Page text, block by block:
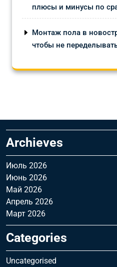
плюсы и минусы по
Монтаж пола в
чтобы не
Archieves
Июль 2026
Июнь 2026
Май 2026
Апрель 2026
Март 2026
Categories
Uncategorised